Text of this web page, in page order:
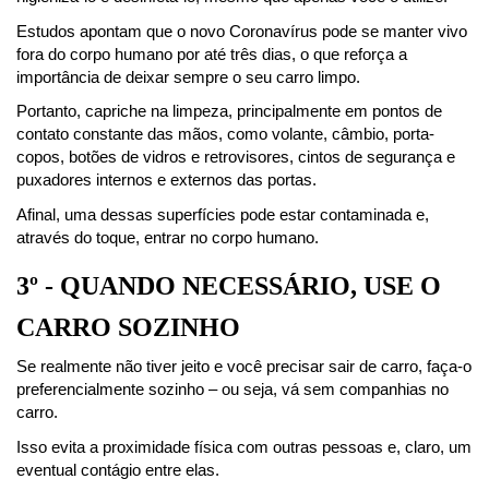
Estudos apontam que o novo Coronavírus pode se manter vivo
fora do corpo humano por até três dias, o que reforça a
importância de deixar sempre o seu carro limpo.
Portanto, capriche na limpeza, principalmente em pontos de
contato constante das mãos, como volante, câmbio, porta-
copos, botões de vidros e retrovisores, cintos de segurança e
puxadores internos e externos das portas.
Afinal, uma dessas superfícies pode estar contaminada e,
através do toque, entrar no corpo humano.
3º - QUANDO NECESSÁRIO, USE O
CARRO SOZINHO
Se realmente não tiver jeito e você precisar sair de carro, faça-o
preferencialmente sozinho – ou seja, vá sem companhias no
carro.
Isso evita a proximidade física com outras pessoas e, claro, um
eventual contágio entre elas.